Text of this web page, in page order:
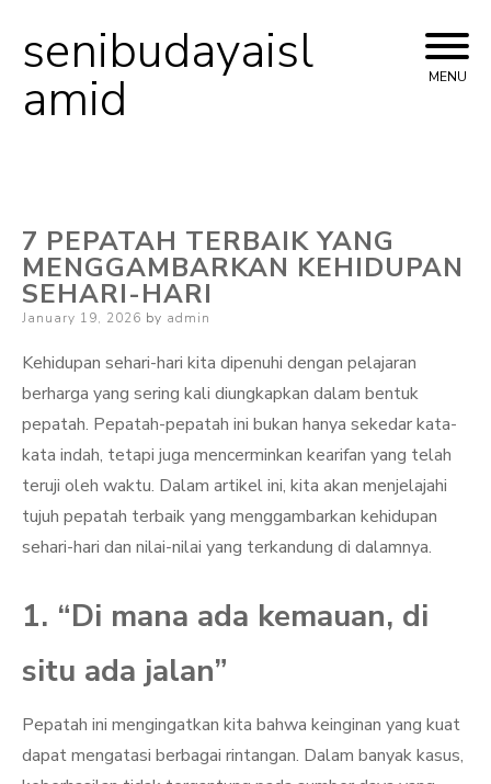
Skip
to
senibudayaisl
amid MENU
7 PEPATAH TERBAIK YANG
MENGGAMBARKAN KEHIDUPAN
SEHARI-HARI
Posted
January 19, 2026 by admin
Kehidupan sehari-hari kita dipenuhi dengan pelajaran
berharga yang sering kali diungkapkan dalam bentuk
pepatah. Pepatah-pepatah ini bukan hanya sekedar kata-
kata indah, tetapi juga mencerminkan kearifan yang telah
teruji oleh waktu. Dalam artikel ini, kita akan menjelajahi
tujuh pepatah terbaik yang menggambarkan kehidupan
sehari-hari dan nilai-nilai yang terkandung di dalamnya.
1. “Di mana ada kemauan, di
situ ada jalan”
Pepatah ini mengingatkan kita bahwa keinginan yang kuat
dapat mengatasi berbagai rintangan. Dalam banyak kasus,